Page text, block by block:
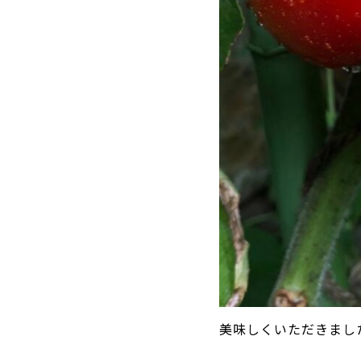
美味しくいただきま